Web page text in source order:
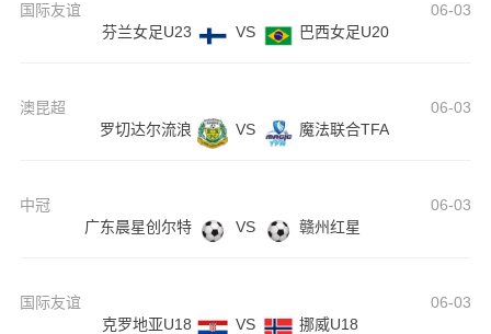
国际友谊
06-03
芬兰女足U23
VS 巴西女足U20
澳昆超
06-03
罗切达尔流浪
VS 魔法联合TFA
中冠
06-03
广东晨星创尔特
VS 赣州红星
国际友谊
06-03
克罗地亚U18
VS 挪威U18